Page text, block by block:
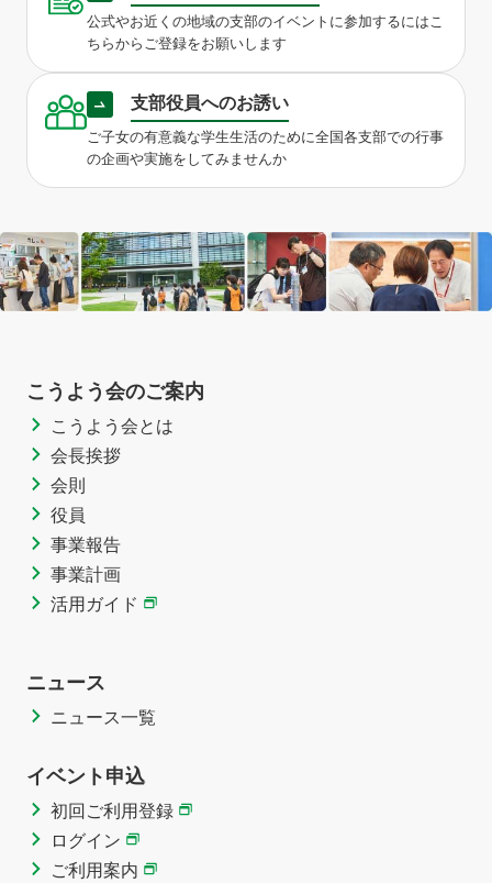
公式やお近くの地域の支部のイベントに参加するにはこ
ちらからご登録をお願いします
支部役員へのお誘い
ご子女の有意義な学生生活のために全国各支部での行事
の企画や実施をしてみませんか
こうよう会のご案内
こうよう会とは
会長挨拶
会則
役員
事業報告
事業計画
活用ガイド
ニュース
ニュース一覧
イベント申込
初回ご利用登録
ログイン
ご利用案内